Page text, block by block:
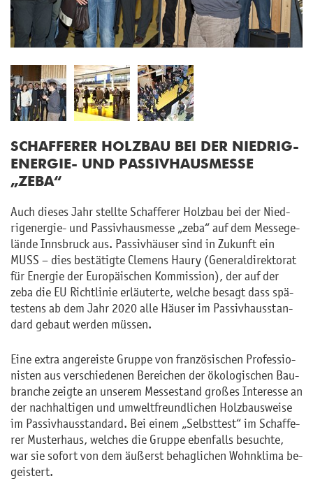
SCHAF­FE­RER HOLZ­BAU BEI DER NIED­RIG­
ENER­GIE- UND PAS­SIV­HAUS­MES­SE
„ZEBA“
Auch die­ses Jahr stell­te Schaf­fe­rer Holz­bau bei der Nied­
rig­ener­gie- und Pas­siv­haus­mes­se „zeba“ auf dem Mes­se­ge­
län­de Inns­bruck aus. Pas­siv­häu­ser sind in Zu­kunft ein
MUSS – dies be­stä­tig­te Cle­mens Haury (Ge­ne­ral­di­rek­to­rat
für En­er­gie der Eu­ro­päi­schen Kom­mis­si­on), der auf der
zeba die EU Richt­li­nie er­läu­ter­te, wel­che be­sagt dass spä­
tes­tens ab dem Jahr 2020 alle Häu­ser im Pas­siv­haus­stan­
dard ge­baut wer­den müs­sen.
Eine extra an­ge­reis­te Grup­pe von fran­zö­si­schen Pro­fes­sio­
nis­ten aus ver­schie­de­nen Be­rei­chen der öko­lo­gi­schen Bau­
bran­che zeig­te an un­se­rem Mes­se­stand gro­ßes In­ter­es­se an
der nach­hal­ti­gen und um­welt­freund­li­chen Holz­baus­wei­se
im Pas­siv­haus­stan­dard. Bei einem „Selbst­test“ im Schaf­fe­
rer Mus­ter­haus, wel­ches die Grup­pe eben­falls be­such­te,
war sie so­fort von dem äu­ßerst be­hag­li­chen Wohn­kli­ma be­
geis­tert.